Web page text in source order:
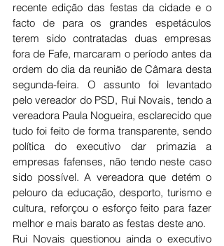
recente edição das festas da cidade e o
facto de para os grandes espetáculos
terem sido contratadas duas empresas
fora de Fafe, marcaram o período antes da
ordem do dia da reunião de Câmara desta
segunda-feira. O assunto foi levantado
pelo vereador do PSD, Rui Novais, tendo a
vereadora Paula Nogueira, esclarecido que
tudo foi feito de forma transparente, sendo
política do executivo dar primazia a
empresas fafenses, não tendo neste caso
sido possível. A vereadora que detém o
pelouro da educação, desporto, turismo e
cultura, reforçou o esforço feito para fazer
melhor e mais barato as festas deste ano.
Rui Novais questionou ainda o executivo